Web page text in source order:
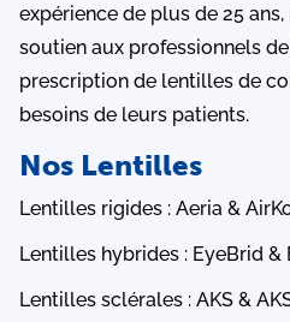
expérience de plus de 25
soutien aux professionnels
prescription de lentilles de
besoins de leurs patients.
Nos Lentilles
Lentilles rigides : Aeria &
Lentilles hybrides : EyeBrid &
Lentilles sclérales : AKS &